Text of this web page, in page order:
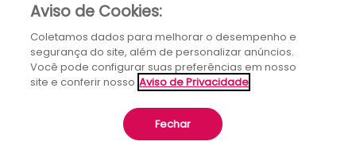
Aviso de Cookies:
Coletamos dados para melhorar o desempenho e
segurança do site, além de personalizar anúncios.
Você pode configurar suas preferências em nosso
site e conferir nosso Aviso de Privacidade
Fechar